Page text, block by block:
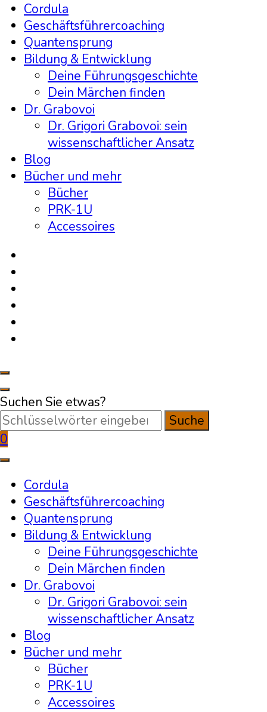
Cordula
Geschäftsführercoaching
Quantensprung
Bildung & Entwicklung
Deine Führungsgeschichte
Dein Märchen finden
Dr. Grabovoi
Dr. Grigori Grabovoi: sein
wissenschaftlicher Ansatz
Blog
Bücher und mehr
Bücher
PRK-1U
Accessoires
Suchen Sie etwas?
0
Cordula
Geschäftsführercoaching
Quantensprung
Bildung & Entwicklung
Deine Führungsgeschichte
Dein Märchen finden
Dr. Grabovoi
Dr. Grigori Grabovoi: sein
wissenschaftlicher Ansatz
Blog
Bücher und mehr
Bücher
PRK-1U
Accessoires